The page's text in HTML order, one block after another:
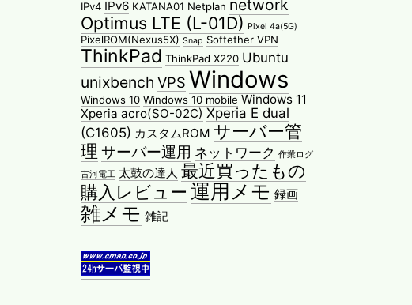
IPv4 IPv6 KATANA01 Netplan network
Optimus LTE (L-01D) Pixel 4a(5G)
PixelROM(Nexus5X) Snap Softether VPN
ThinkPad ThinkPad X220 Ubuntu
unixbench VPS Windows
Windows 10 Windows 10 mobile Windows 11
Xperia acro(SO-02C) Xperia E dual
(C1605) カスタムROM サーバー管
理 サーバー運用 ネットワーク 作業ログ
古河電工 太鼓の達人 最近買ったもの
購入レビュー 運用メモ 録画
雑メモ 雑記